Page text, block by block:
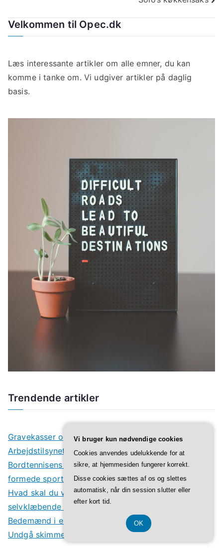
Velkommen til Opec.dk
Læs interessante artikler om alle emner, du kan
komme i tanke om. Vi udgiver artikler på daglig
basis.
Trendende artikler
Gravekasser og regler: Overholder din udgravning
Arbejdstilsynets krav?
Bordtennisens legender: Historiske spillere der
formede sporten
Hvad skal du være opmærksom på når du skal have
selvklæbende folie på din rude
Bedemænd i esbjerg: Tradition møder fornyelse
Undgå skimmelsvamp – sådan beskytter du din bolig
Vi bruger kun nødvendige cookies
Cookies anvendes udelukkende for at
sikre, at hjemmesiden fungerer korrekt.
Disse cookies sættes af os og slettes
automatisk, når din session slutter eller
efter kort tid.
OK